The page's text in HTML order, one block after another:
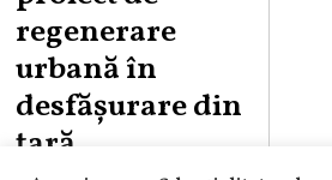
regenerare
urbană în
desfășurare din
țară